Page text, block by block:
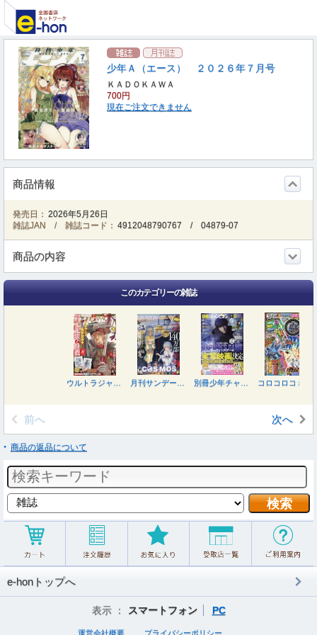
少年Ａ（エース） ２０２６年７月号
ＫＡＤＯＫＡＷＡ
700円
現在ご注文できません
商品情報
発売日： 2026年5月26日
雑誌JAN / 雑誌コード： 4912048790767 /04879-07
商品の内容
このカテゴリーの雑誌
前へ 次へ
商品の返品について
e-honトップへ
表示 ： スマートフォン PC
運営会社概要 プライバシーポリシー